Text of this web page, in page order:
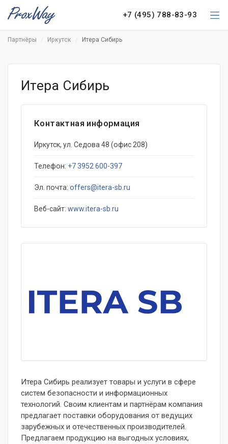
+7 (495) 788-83-93
Партнёры Иркутск Итера Сибирь
Итера Сибирь
Контактная информация
Иркутск, ул. Седова 48 (офис 208)
Телефон: +7 3952 600-397
Эл. почта: offers@itera-sb.ru
Веб-сайт: www.itera-sb.ru
Итера Сибирь реализует товары и услуги в сфере
систем безопасности и информационных
технологий. Своим клиентам и партнёрам компания
предлагает поставки оборудования от ведущих
зарубежных и отечественных производителей.
Предлагаем продукцию на выгодных условиях,